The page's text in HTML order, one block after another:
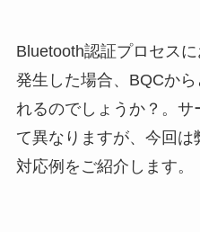
Bluetooth認証プロセス
発生した場合、BQCか
れるのでしょうか？。サ
て異なりますが、今回
対応例をご紹介します。